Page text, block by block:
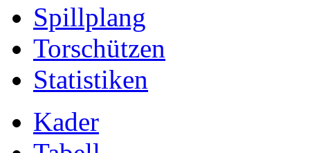
Spillplang
Torschützen
Statistiken
Kader